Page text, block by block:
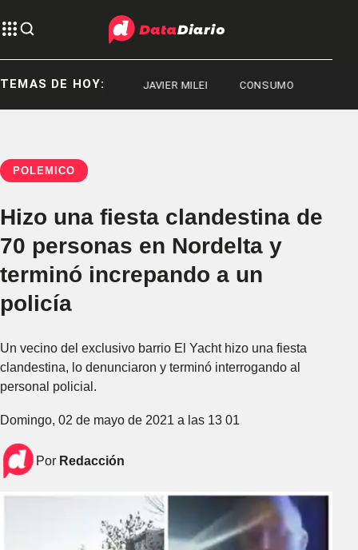
TEMAS DE HOY:
DEPORTES JAVIER MILEI CONSUMO
POLÉMICO
Hizo una fiesta clandestina de
70 personas en Nordelta y
terminó increpando a un
policía
Un vecino del exclusivo barrio El Yacht hizo una fiesta
clandestina, lo denunciaron y terminó interrogando al
personal policial.
Domingo, 02 de mayo de 2021 a las 13 01
Por Redacción